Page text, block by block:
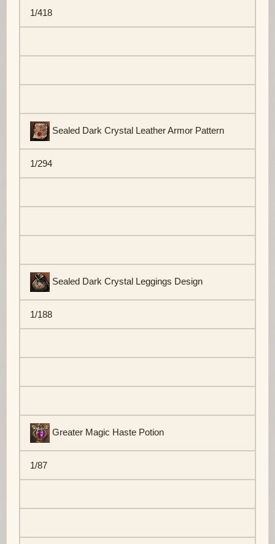
1/418
Sealed Dark Crystal Leather Armor Pattern
1/294
Sealed Dark Crystal Leggings Design
1/188
Greater Magic Haste Potion
1/87